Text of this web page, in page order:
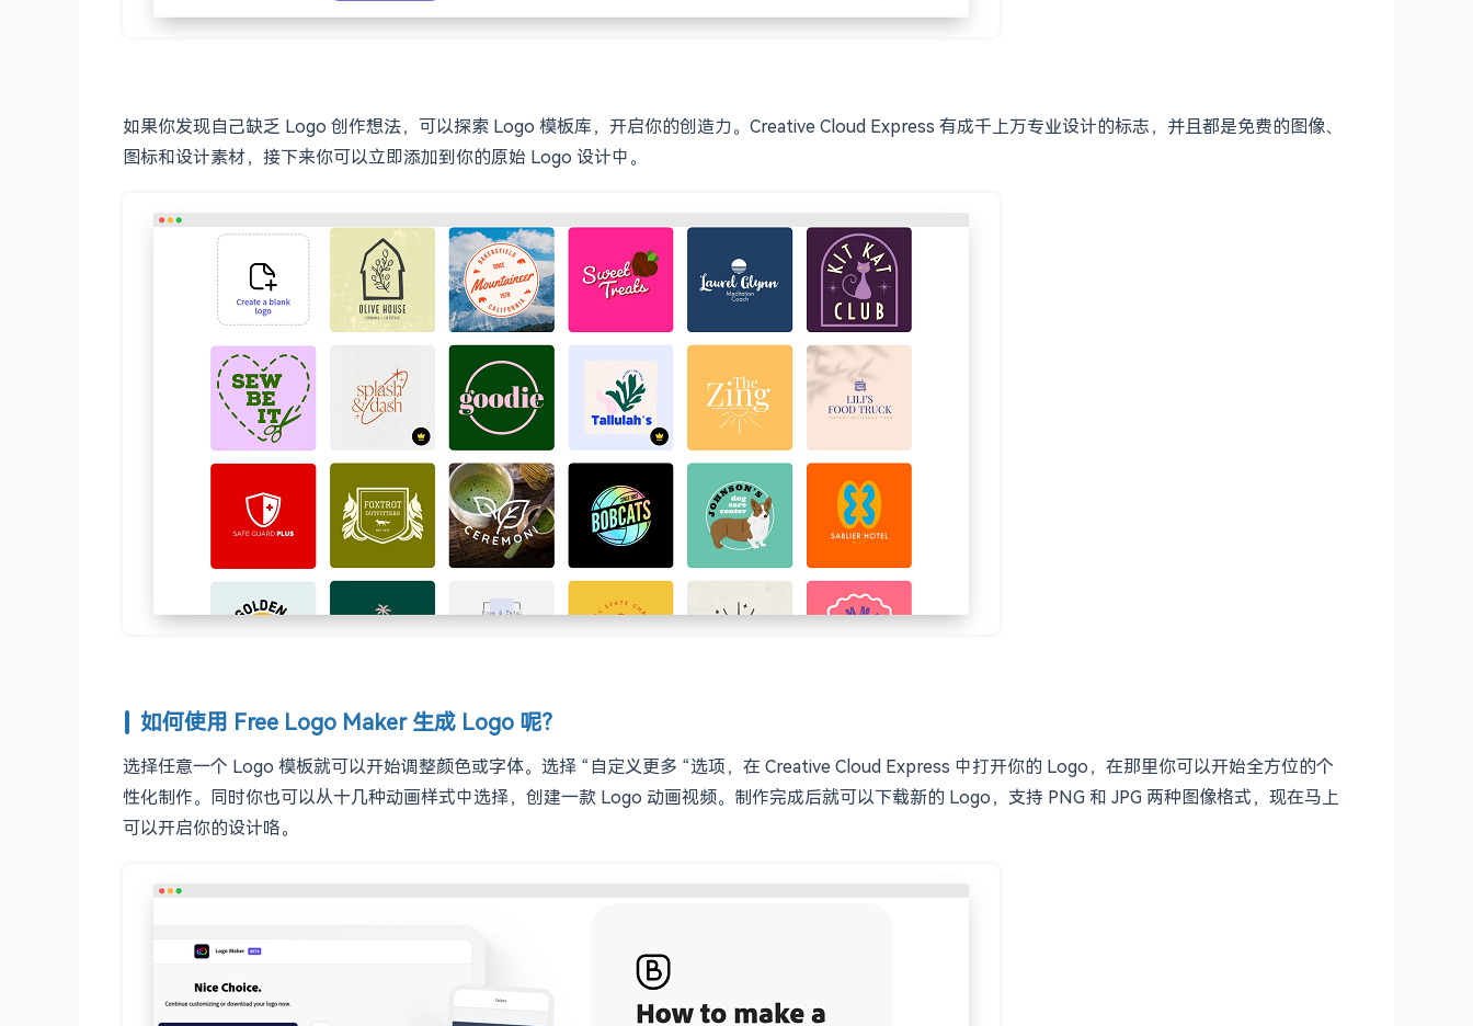
如果你发现自己缺乏 Logo 创作想法，可以探索 Logo 模板库，开启你的创造力。Creative Cloud Express 有成千上万专业设计的标志，并且都是免费的图像、
图标和设计素材，接下来你可以立即添加到你的原始 Logo 设计中。
如何使用 Free Logo Maker 生成 Logo 呢？
选择任意一个 Logo 模板就可以开始调整颜色或字体。选择 “自定义更多 “选项，在 Creative Cloud Express 中打开你的 Logo，在那里你可以开始全方位的个
性化制作。同时你也可以从十几种动画样式中选择，创建一款 Logo 动画视频。制作完成后就可以下载新的 Logo，支持 PNG 和 JPG 两种图像格式，现在马上
可以开启你的设计咯。